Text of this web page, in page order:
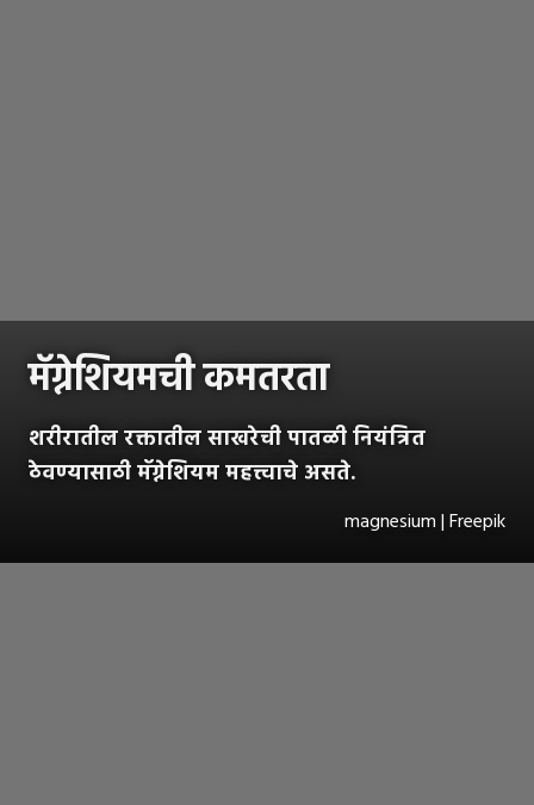
मॅग्नेशियमची कमतरता
शरीरातील रक्तातील साखरेची पातळी नियंत्रित
ठेवण्यासाठी मॅग्नेशियम महत्त्वाचे असते.
magnesium | Freepik